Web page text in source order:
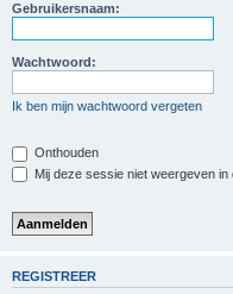
Gebruikersnaam:
Wachtwoord:
Ik ben mijn wachtwoord vergeten
Onthouden
Mij deze sessie niet weergeven
REGISTREER